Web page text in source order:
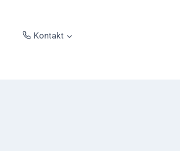
Kontakt